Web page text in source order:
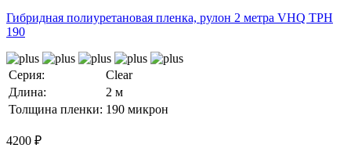
Гибридная полиуретановая пленка, рулон 2 метра VHQ TPH
190
Серия:
Clear
Длина:
2 м
Толщина пленки: 190 микрон
4200 ₽